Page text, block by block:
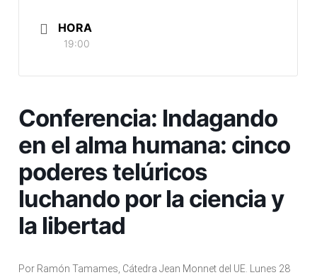
HORA
19:00
Conferencia: Indagando
en el alma humana: cinco
poderes telúricos
luchando por la ciencia y
la libertad
Por Ramón Tamames, Cátedra Jean Monnet del UE. Lunes 28